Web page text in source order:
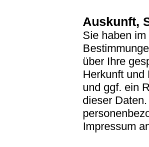
Auskunft,
Sie haben
über Ihre
Herkunft und
und ggf. ein
dieser
Impressum